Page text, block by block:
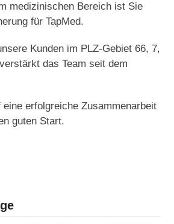
medizinischen Bereich ist Sie
für TapMed.
Kunden im PLZ-Gebiet 66, 7,
das Team seit dem
erfolgreiche Zusammenarbeit
guten Start.